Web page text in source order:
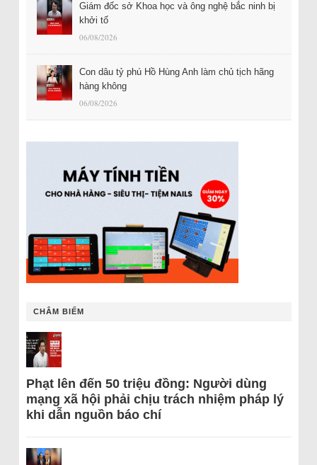
Giám đốc sở Khoa học và ông nghệ bắc ninh bị
khởi tố
06/08/2026
Con dâu tỷ phú Hồ Hùng Anh làm chủ tịch hãng
hàng không
06/08/2026
CHÂM BIẾM
Phạt lên đến 50 triệu đồng: Người dùng
mạng xã hội phải chịu trách nhiệm pháp lý
khi dẫn nguồn báo chí